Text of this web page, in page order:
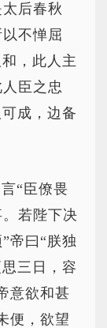
后春秋
不惮屈
，此人主
臣之忠
成，边备
“臣僚畏
若陛下决
帝曰“朕独
三日，容
意欲和甚
便，欲望